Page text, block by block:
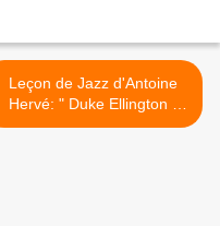
Leçon de Jazz d'Antoine
Hervé: " Duke Ellington "
avec orchestre >